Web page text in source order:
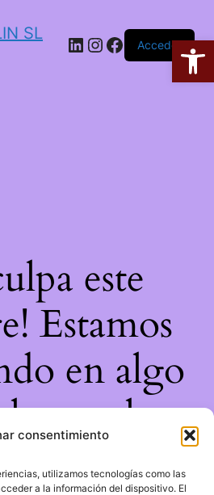
consentimiento
utilizamos tecnologías como las
a la información del dispositivo. El
SL
Acceder
este
Estamos
en algo
¡vuelve